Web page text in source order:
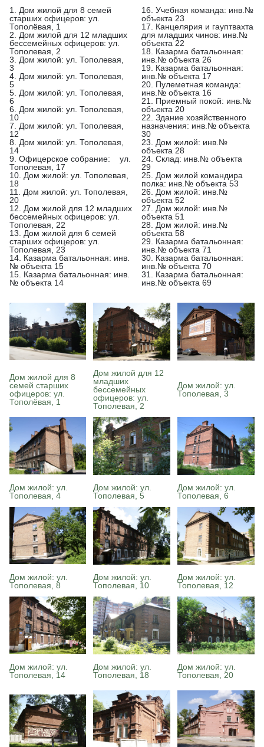
1. Дом жилой для 8 семей
старших офицеров: ул.
Тополёвая, 1
2. Дом жилой для 12 младших
бессемейных офицеров: ул.
Тополевая, 2
3. Дом жилой: ул. Тополевая,
3
4. Дом жилой: ул. Тополевая,
5
5. Дом жилой: ул. Тополевая,
6
6. Дом жилой: ул. Тополевая,
10
7. Дом жилой: ул. Тополевая,
12
8. Дом жилой: ул. Тополевая,
14
9. Офицерское собрание: ул.
Тополевая, 17
10. Дом жилой: ул. Тополевая,
18
11. Дом жилой: ул. Тополевая,
20
12. Дом жилой для 12 младших
бессемейных офицеров: ул.
Тополевая, 22
13. Дом жилой для 6 семей
старших офицеров: ул.
Тополевая, 23
14. Казарма батальонная: инв.
№ объекта 15
15. Казарма батальонная: инв.
№ объекта 14
16. Учебная команда: инв.№
объекта 23
17. Канцелярия и гауптвахта
для младших чинов: инв.№
объекта 22
18. Казарма батальонная:
инв.№ объекта 26
19. Казарма батальонная:
инв.№ объекта 17
20. Пулеметная команда:
инв.№ объекта 16
21. Приемный покой: инв.№
объекта 20
22. Здание хозяйственного
назначения: инв.№ объекта
30
23. Дом жилой: инв.№
объекта 28
24. Склад: инв.№ объекта
29
25. Дом жилой командира
полка: инв.№ объекта 53
26. Дом жилой: инв.№
объекта 52
27. Дом жилой: инв.№
объекта 51
28. Дом жилой: инв.№
объекта 58
29. Казарма батальонная:
инв.№ объекта 71
30. Казарма батальонная:
инв.№ объекта 70
31. Казарма батальонная:
инв.№ объекта 69
Дом жилой для 8
семей старших
офицеров: ул.
Тополёвая, 1
Дом жилой для 12
младших
бессемейных
офицеров: ул.
Тополевая, 2
Дом жилой: ул.
Тополевая, 3
Дом жилой: ул.
Тополевая, 4
Дом жилой: ул.
Тополевая, 5
Дом жилой: ул.
Тополевая, 6
Дом жилой: ул.
Тополевая, 8
Дом жилой: ул.
Тополевая, 10
Дом жилой: ул.
Тополевая, 12
Дом жилой: ул.
Тополевая, 14
Дом жилой: ул.
Тополевая, 18
Дом жилой: ул.
Тополевая, 20